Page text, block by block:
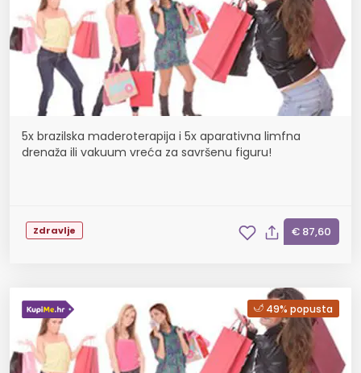
5x brazilska maderoterapija i 5x aparativna limfna
drenaža ili vakuum vreća za savršenu figuru!
Zdravlje € 87,60
49% popusta